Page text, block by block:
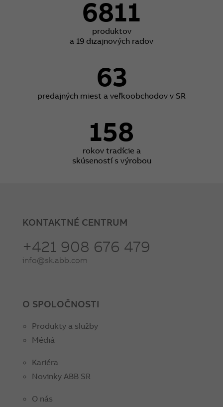
6811
produktov
a 19 dizajnových radov
63
predajných miest a veľkoobchodov v SR
158
rokov tradície a
skúseností s výrobou
KONTAKTNÉ CENTRUM
+421 908 676 479
info@sk.abb.com
O SPOLOČNOSTI
Produkty a služby
Médiá
Kariéra
Novinky ABB SR
O nás